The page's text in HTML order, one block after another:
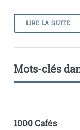
LIRE LA SUITE
Mots-clés
1000 Cafés